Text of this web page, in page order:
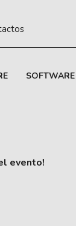
SOFTWARE
evento!